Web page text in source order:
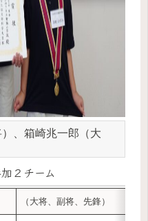
、箱崎兆一郎（大
２チーム
（大将、副将、先鋒）